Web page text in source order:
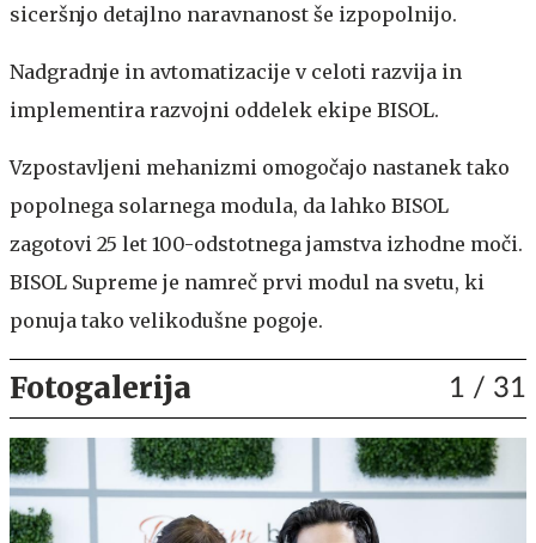
siceršnjo detajlno naravnanost še izpopolnijo.
Nadgradnje in avtomatizacije v celoti razvija in
implementira razvojni oddelek ekipe BISOL.
Vzpostavljeni mehanizmi omogočajo nastanek tako
popolnega solarnega modula, da lahko BISOL
zagotovi 25 let 100-odstotnega jamstva izhodne moči.
BISOL Supreme je namreč prvi modul na svetu, ki
ponuja tako velikodušne pogoje.
Fotogalerija 1 / 31